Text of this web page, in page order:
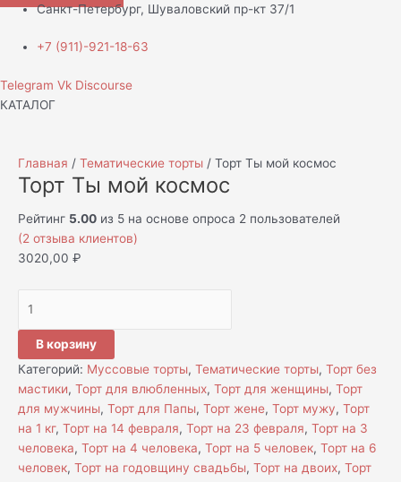
Санкт-Петербург, Шуваловский пр-кт 37/1
+7 (911)-921-18-63
Telegram Vk Discourse
КАТАЛОГ
Главная / Тематические торты / Торт Ты мой космос
Торт Ты мой космос
Рейтинг 5.00 из 5 на основе опроса 2 пользователей
(2 отзыва клиентов)
3020,00 ₽
В корзину
Категорий: Муссовые торты, Тематические торты, Торт без
мастики, Торт для влюбленных, Торт для женщины, Торт
для мужчины, Торт для Папы, Торт жене, Торт мужу, Торт
на 1 кг, Торт на 14 февраля, Торт на 23 февраля, Торт на 3
человека, Торт на 4 человека, Торт на 5 человек, Торт на 6
человек, Торт на годовщину свадьбы, Торт на двоих, Торт